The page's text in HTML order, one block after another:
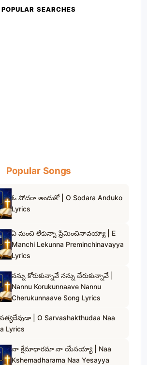
POPULAR SEARCHES
Popular Songs
ఓ సోదరా అందుకో | O Sodara Anduko
Lyrics
ఏ మంచి లేకున్నా ప్రేమించినావయ్యా | E
Manchi Lekunna Preminchinavayya
Lyrics
నన్ను కోరుకున్నావే నన్ను చేరుకున్నావే |
Nannu Korukunnaave Nannu
Cherukunnaave Song Lyrics
| O Sarvashakthudaa Naa
Lyrics
నా క్షేమాధారమా నా యేసయ్యా | Naa
Kshemadharama Naa Yesayya